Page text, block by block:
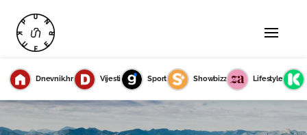
Dnevnik.hr Vijesti Sport Showbizz Lifestyle